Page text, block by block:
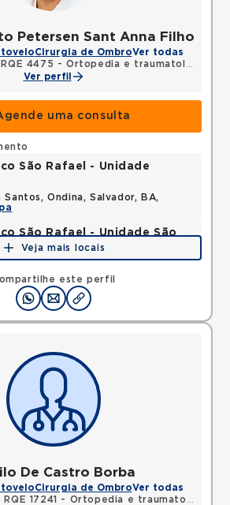
Petersen Sant Anna Filho
Cirurgia de OmbroVer todas
RQE 4475 - Ortopedia e traumatologia
Ver perfil
uma consulta
este perfil
São Rafael - Unidade
Ondina, Salvador, BA,
São Rafael - Unidade São
Sao Marcos, Salvador, BA,
Veja mais locais
De Castro Borba
Cirurgia de OmbroVer todas
RQE 17241 - Ortopedia e traumatologia